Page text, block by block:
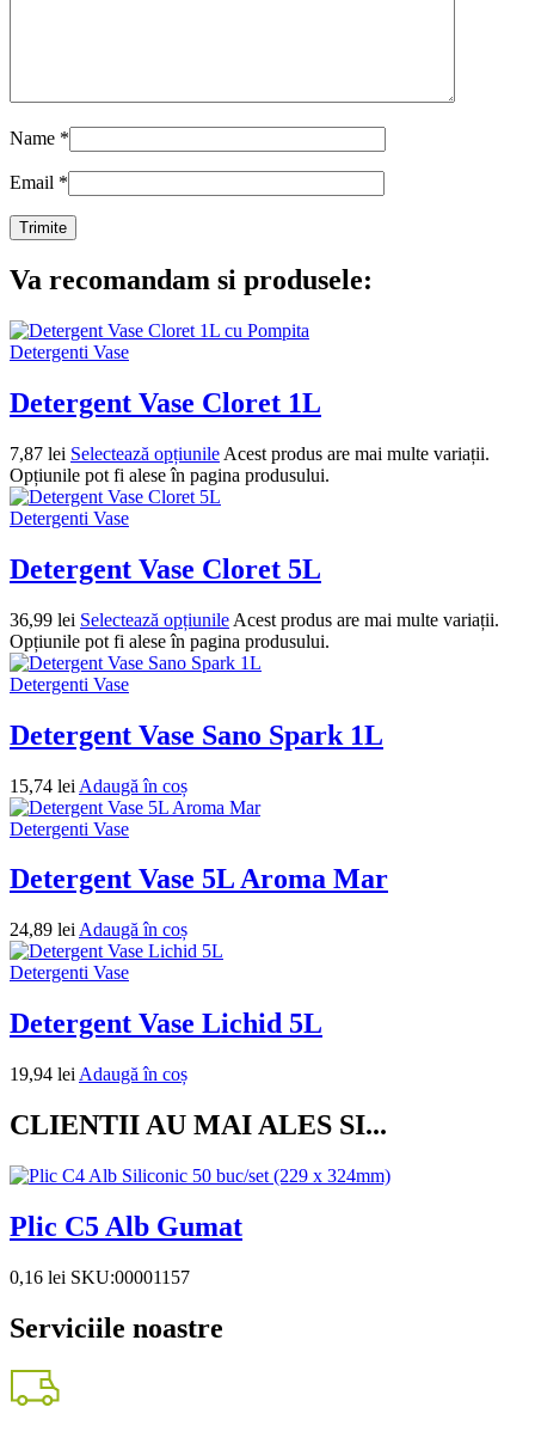
Name *
Email *
Va recomandam si produsele:
Detergenti Vase
Detergent Vase Cloret 1L
7,87 lei Selectează opțiunile Acest produs are mai multe variații.
Opțiunile pot fi alese în pagina produsului.
Detergenti Vase
Detergent Vase Cloret 5L
36,99 lei Selectează opțiunile Acest produs are mai multe variații.
Opțiunile pot fi alese în pagina produsului.
Detergenti Vase
Detergent Vase Sano Spark 1L
15,74 lei Adaugă în coș
Detergenti Vase
Detergent Vase 5L Aroma Mar
24,89 lei Adaugă în coș
Detergenti Vase
Detergent Vase Lichid 5L
19,94 lei Adaugă în coș
CLIENTII AU MAI ALES SI...
Plic C5 Alb Gumat
0,16 lei SKU:00001157
Serviciile noastre